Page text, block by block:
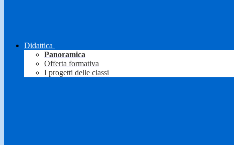
Didattica
Panoramica
Offerta formativa
I progetti delle classi